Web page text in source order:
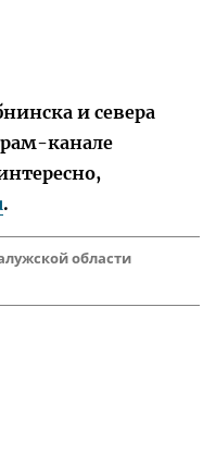
и севера
канале
.
области